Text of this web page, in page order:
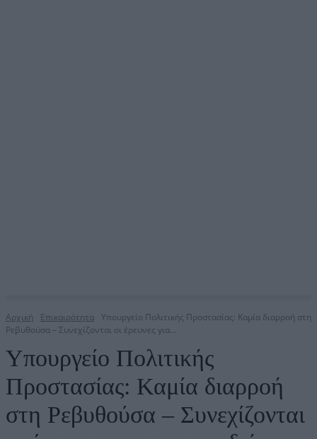
Αρχική Επικαιρότητα Υπουργείο Πολιτικής Προστασίας: Καμία διαρροή στη
Ρεβυθούσα – Συνεχίζονται οι έρευνες για...
Υπουργείο Πολιτικής
Προστασίας: Καμία διαρροή
στη Ρεβυθούσα – Συνεχίζονται